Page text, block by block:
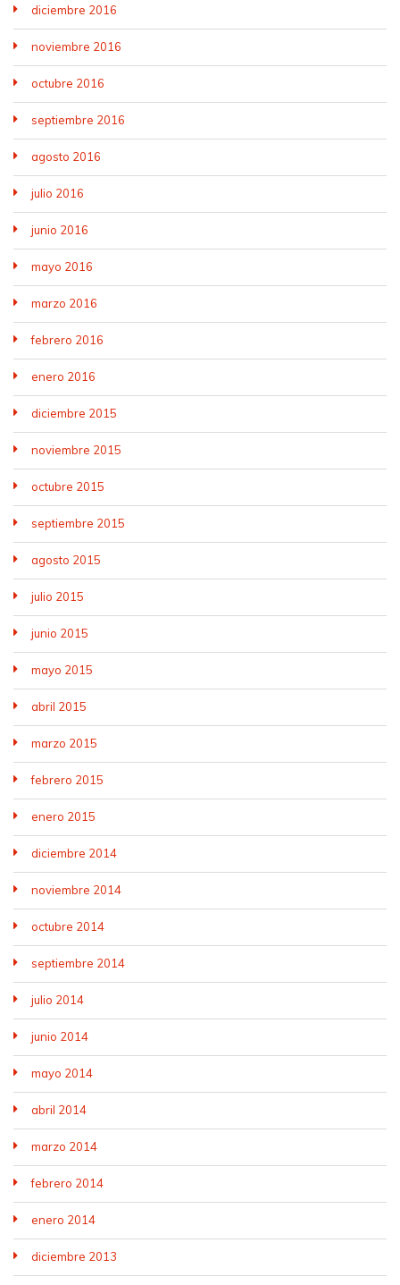
diciembre 2016
noviembre 2016
octubre 2016
septiembre 2016
agosto 2016
julio 2016
junio 2016
mayo 2016
marzo 2016
febrero 2016
enero 2016
diciembre 2015
noviembre 2015
octubre 2015
septiembre 2015
agosto 2015
julio 2015
junio 2015
mayo 2015
abril 2015
marzo 2015
febrero 2015
enero 2015
diciembre 2014
noviembre 2014
octubre 2014
septiembre 2014
julio 2014
junio 2014
mayo 2014
abril 2014
marzo 2014
febrero 2014
enero 2014
diciembre 2013